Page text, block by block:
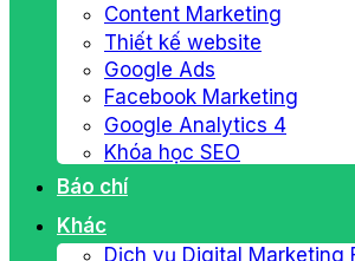
Content Marketing
Thiết kế website
Google Ads
Facebook Marketing
Google Analytics 4
Khóa học SEO
Báo chí
Khác
Dịch vụ Digital Marketing